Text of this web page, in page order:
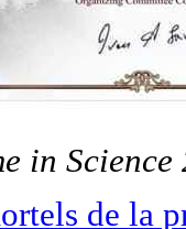
in Science
de la